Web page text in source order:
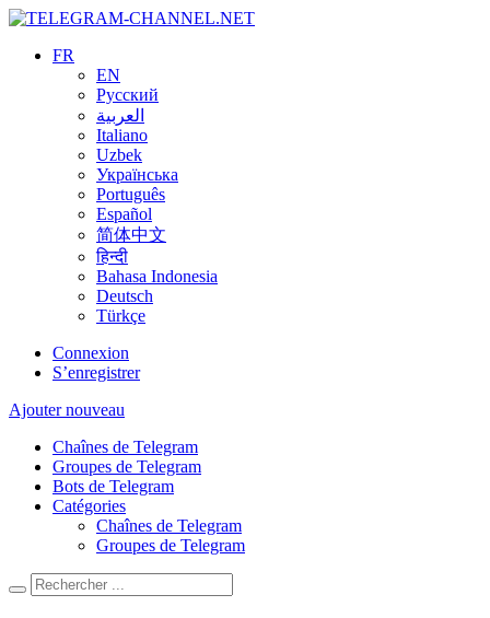
FR
EN
Русский
العربية
Italiano
Uzbek
Українська
Português
Español
简体中文
हिन्दी
Bahasa Indonesia
Deutsch
Türkçe
Connexion
S’enregistrer
Ajouter nouveau
Chaînes de Telegram
Groupes de Telegram
Bots de Telegram
Catégories
Chaînes de Telegram
Groupes de Telegram